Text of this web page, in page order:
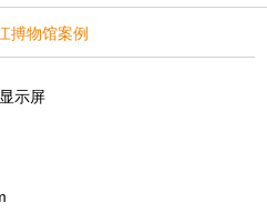
搏物馆案例
示屏